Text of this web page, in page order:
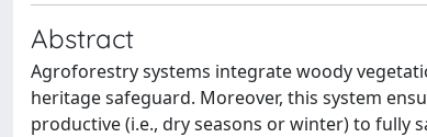
Abstract
Agroforestry systems integrate woody
heritage safeguard. Moreover, this system
productive (i.e., dry seasons or winter) to fully